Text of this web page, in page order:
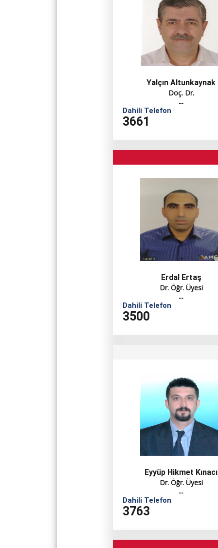
Yalçın Altunkaynak
Doç. Dr.
--
Dahili Telefon
3661
Erdal Ertaş
Dr. Öğr. Üyesi
--
Dahili Telefon
3500
Eyyüp Hikmet Kınacı
Dr. Öğr. Üyesi
--
Dahili Telefon
3763